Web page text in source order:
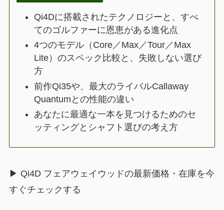
Qi4Dに搭載されたテクノロジーと、すべ
てのゴルファーに恩恵がある進化点
4つのモデル（Core／Max／Tour／Max
Lite）のスペック比較と、失敗しない選び
方
前作Qi35や、最大のライバルCallaway
Quantumとの性能の違い
あなたに最適な一本を見つけるためのセ
ッティングとシャフト選びの考え方
▶ Qi4D フェアウェイウッドの最新価格・在庫を今
すぐチェックする